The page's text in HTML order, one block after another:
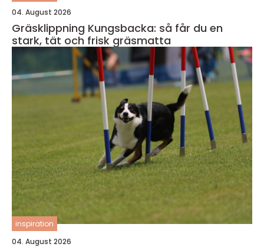
04. August 2026
Gräsklippning Kungsbacka: så får du en
stark, tät och frisk gräsmatta
inspiration
04. August 2026